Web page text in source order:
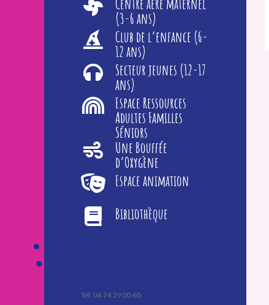
Centre aéré maternel
(3-6 ans)
Club de l’enfance (6-
12 ans)
Secteur jeunes (12-17
ans)
Espace Ressources
Adultes Familles
Séniors
Une Bouffée
d’Oxygène
Espace animation
Bibliothèque
Tèl: 04 74 29 00 60